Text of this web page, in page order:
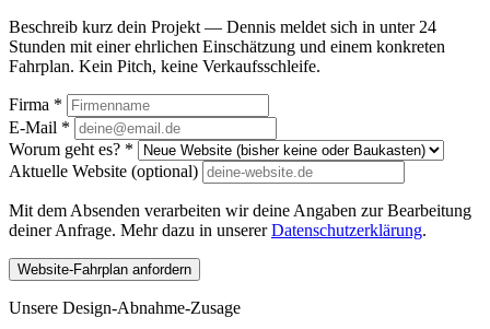
Beschreib kurz dein Projekt — Dennis meldet sich in unter 24
Stunden mit einer ehrlichen Einschätzung und einem konkreten
Fahrplan. Kein Pitch, keine Verkaufsschleife.
Firma *
E-Mail *
Worum geht es? *
Aktuelle Website (optional)
Mit dem Absenden verarbeiten wir deine Angaben zur Bearbeitung
deiner Anfrage. Mehr dazu in unsererDatenschutzerklärung.
Website-Fahrplan anfordern
Unsere Design-Abnahme-Zusage